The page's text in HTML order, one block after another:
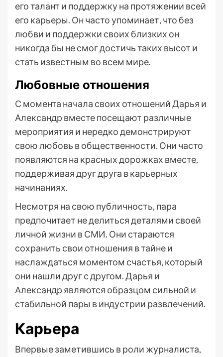
его талант и поддержку на протяжении всей
его карьеры. Он часто упоминает, что без
любви и поддержки своих близких он
никогда бы не смог достичь таких высот и
стать известным во всем мире.
Любовные отношения
С момента начала своих отношений Дарья и
Александр вместе посещают различные
мероприятия и нередко демонстрируют
свою любовь в общественности. Они часто
появляются на красных дорожках вместе,
поддерживая друг друга в карьерных
начинаниях.
Несмотря на свою публичность, пара
предпочитает не делиться деталями своей
личной жизни в СМИ. Они стараются
сохранить свои отношения в тайне и
наслаждаться моментом счастья, который
они нашли друг с другом. Дарья и
Александр являются образцом сильной и
стабильной пары в индустрии развлечений.
Карьера
Впервые заметившись в роли журналиста,